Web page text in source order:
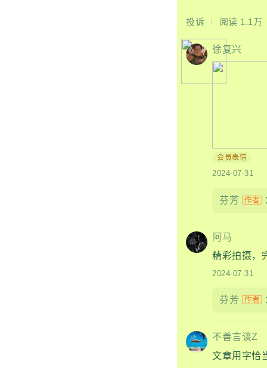
投诉 阅读 1.1万
徐复兴
会员表情
2024-07-31
芬芳
阿马
精彩拍摄，
2024-07-31
芬芳
不善言谈Z
文章用字恰